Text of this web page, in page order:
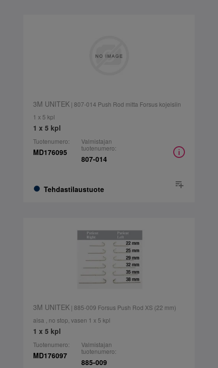
3M UNITEK| 807-014 Push Rod mitta Forsus kojeisiin
1 x 5 kpl
1 x 5 kpl
Tuotenumero:
MD176095
Tehdastilaustuote
Valmistajan
tuotenumero:
807-014
3M UNITEK| 885-009 Forsus Push Rod XS (22 mm)
aisa , no stop, vasen 1 x 5 kpl
1 x 5 kpl
Tuotenumero:
MD176097
Valmistajan
tuotenumero:
885-009